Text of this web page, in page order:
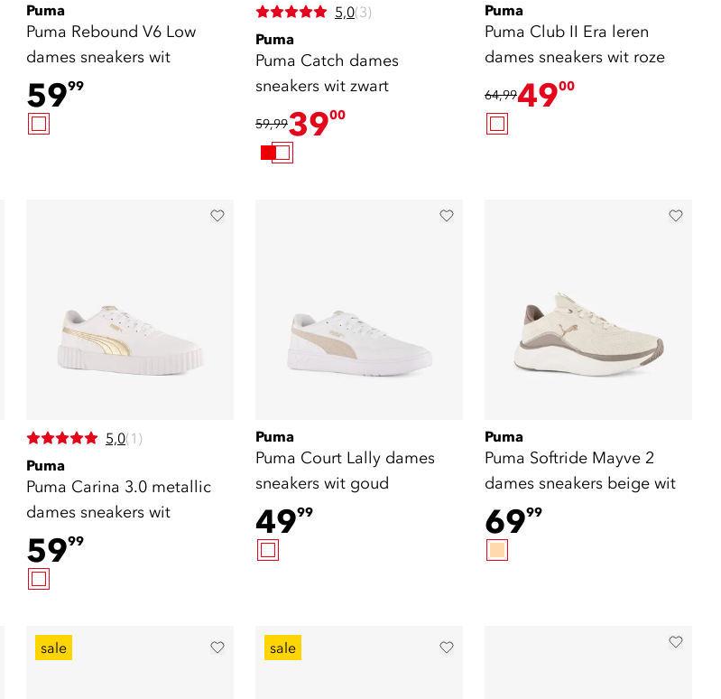
Puma
Puma Rebound V6 Low
dames sneakers wit
5999
5,0(3)
Puma
Puma Catch dames
sneakers wit zwart
59,993900
Puma
Puma Club II Era leren
dames sneakers wit roze
64,994900
5,0(1)
Puma
Puma Carina 3.0 metallic
dames sneakers wit
5999
Puma
Puma Court Lally dames
sneakers wit goud
4999
Puma
Puma Softride Mayve 2
dames sneakers beige wit
6999
sale sale